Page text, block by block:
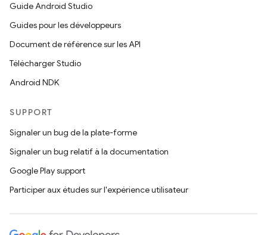
Guide Android Studio
Guides pour les développeurs
Document de référence sur les API
Télécharger Studio
Android NDK
SUPPORT
Signaler un bug de la plate-forme
Signaler un bug relatif à la documentation
Google Play support
Participer aux études sur l'expérience utilisateur